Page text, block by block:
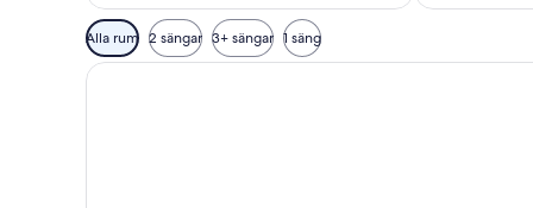
Tillgängliga
filter
för
Alla rum 2 sängar 3+ sängar 1 säng